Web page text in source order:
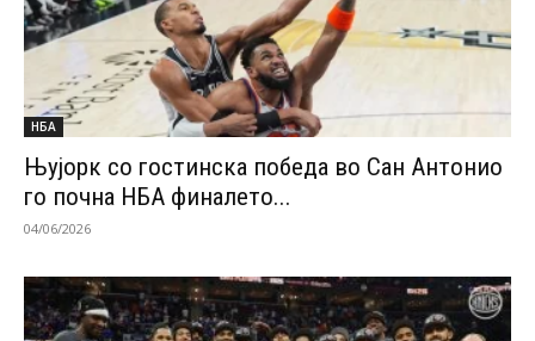
НБА
Њујорк со гостинска победа во Сан Антонио
го почна НБА финалето...
04/06/2026